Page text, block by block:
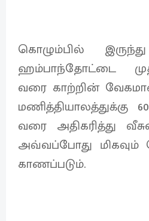
கொழும்பில்
ஹம்பாந்தோட்டை
வரை காற்றின்
மணித்தியாலத்துக்கு
வரை அதிகரித்து
அவ்வப்போது மிகவும்
காணப்படும்.